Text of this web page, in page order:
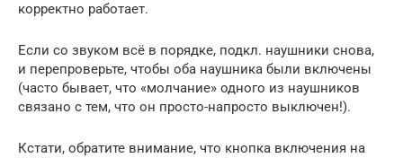
корректно работает.
Если со звуком всё в порядке, подкл. наушники снова,
и перепроверьте, чтобы оба наушника были включены
(часто бывает, что «молчание» одного из наушников
связано с тем, что он просто-напросто выключен!).
Кстати, обратите внимание, что кнопка включения на